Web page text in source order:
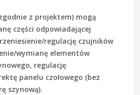
z projektem) mogą
części odpowiadającej
regulację czujników
wymianę elementów
regulację
panelu czołowego (bez
szynową).